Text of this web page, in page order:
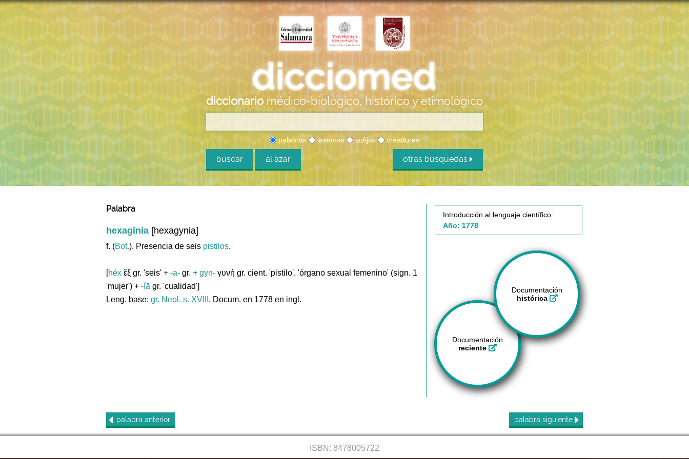
diccionario médico-biológico, histórico y etimológico
palabras lexemas sufijos creadores
buscar al azar otras búsquedas
Palabra
hexaginia [hexagynia]
f. (Bot.). Presencia de seis pistilos.
[héx ἕξ gr. 'seis' + -a- gr. + gyn- γυνή gr. cient. 'pistilo', 'órgano sexual femenino' (sign. 1
'mujer') + -íā gr. 'cualidad']
Leng. base: gr. Neol. s. XVIII . Docum. en 1778 en ingl.
Introducción al lenguaje científico:
Año: 1778
Documentación
histórica
Documentación
reciente
palabra anterior palabra siguiente
ISBN: 8478005722